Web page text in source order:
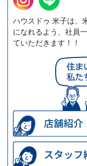
ハウスドゥ 米子は、
になれるよう、社員
ていただきます！！